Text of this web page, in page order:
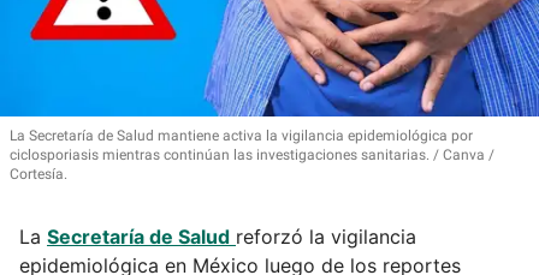
La Secretaría de Salud mantiene activa la vigilancia epidemiológica por
ciclosporiasis mientras continúan las investigaciones sanitarias.
Canva /
Cortesía.
La Secretaría de Salud reforzó la vigilancia
epidemiológica en México luego de los reportes